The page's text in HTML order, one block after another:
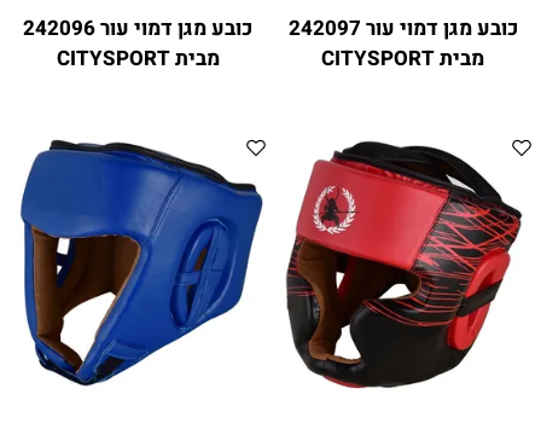
כובע מגן דמוי עור 242097
מבית CITYSPORT
כובע מגן דמוי עור 242096
מבית CITYSPORT